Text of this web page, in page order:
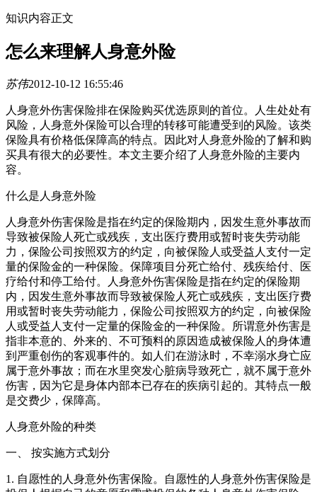
知识内容正文
怎么来理解人身意外险
苏伟2012-10-12 16:55:46
人身意外伤害保险排在保险购买优选原则的首位。人生处处有
风险，人身意外保险可以合理的转移可能遭受到的风险。该类
保险具有价格低保障高的特点。因此对人身意外险的了解和购
买具有很大的必要性。本文主要介绍了人身意外险的主要内
容。
什么是人身意外险
人身意外伤害保险是指在约定的保险期内，因发生意外事故而
导致被保险人死亡或残疾，支出医疗费用或暂时丧失劳动能
力，保险公司按照双方的约定，向被保险人或受益人支付一定
量的保险金的一种保险。保障项目分死亡给付、残疾给付、医
疗给付和停工给付。人身意外伤害保险是指在约定的保险期
内，因发生意外事故而导致被保险人死亡或残疾，支出医疗费
用或暂时丧失劳动能力，保险公司按照双方的约定，向被保险
人或受益人支付一定量的保险金的一种保险。所谓意外伤害是
指非本意的、外来的、不可预料的原因造成被保险人的身体遭
到严重创伤的客观事件的。如人们在游泳时，不幸溺水身亡应
属于意外事故；而在水里突发心脏病导致死亡，就不属于意外
伤害，因为它是身体内部本已存在的疾病引起的。其特点一般
是交费少，保障高。
人身意外险的种类
一、 按实施方式划分
1. 自愿性的人身意外伤害保险。自愿性的人身意外伤害保险是